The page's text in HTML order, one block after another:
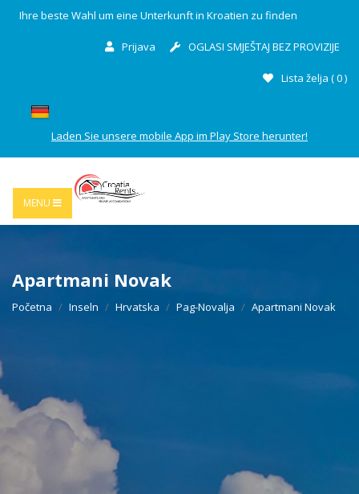
Ihre beste Wahl um eine Unterkunft in Kroatien zu finden
Prijava OGLASI SMJEŠTAJ BEZ PROVIZIJE
Lista želja (0)
Laden Sie unsere mobile App im Play Store herunter!
MENU
Apartmani Novak
Početna Inseln Hrvatska Pag-Novalja Apartmani Novak